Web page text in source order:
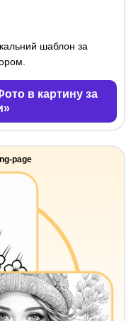
шаблон за
в картину за
page